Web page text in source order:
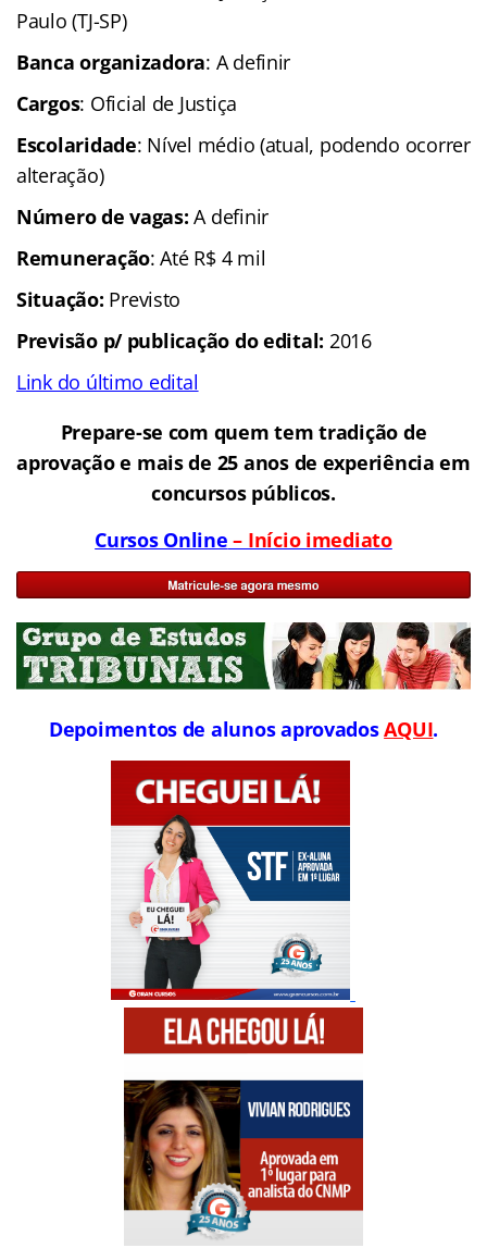
Paulo (TJ-SP)
Banca organizadora: A definir
Cargos: Oficial de Justiça
Escolaridade: Nível médio (atual, podendo ocorrer
alteração)
Número de vagas:A definir
Remuneração: Até R$ 4 mil
Situação: Previsto
Previsão p/ publicação do edital: 2016
Link do último edital
Prepare-se com quem tem tradição de
aprovação e mais de 25 anos de experiência em
concursos públicos.
Cursos Online – Início imediato
Depoimentos de alunos aprovadosAQUI.